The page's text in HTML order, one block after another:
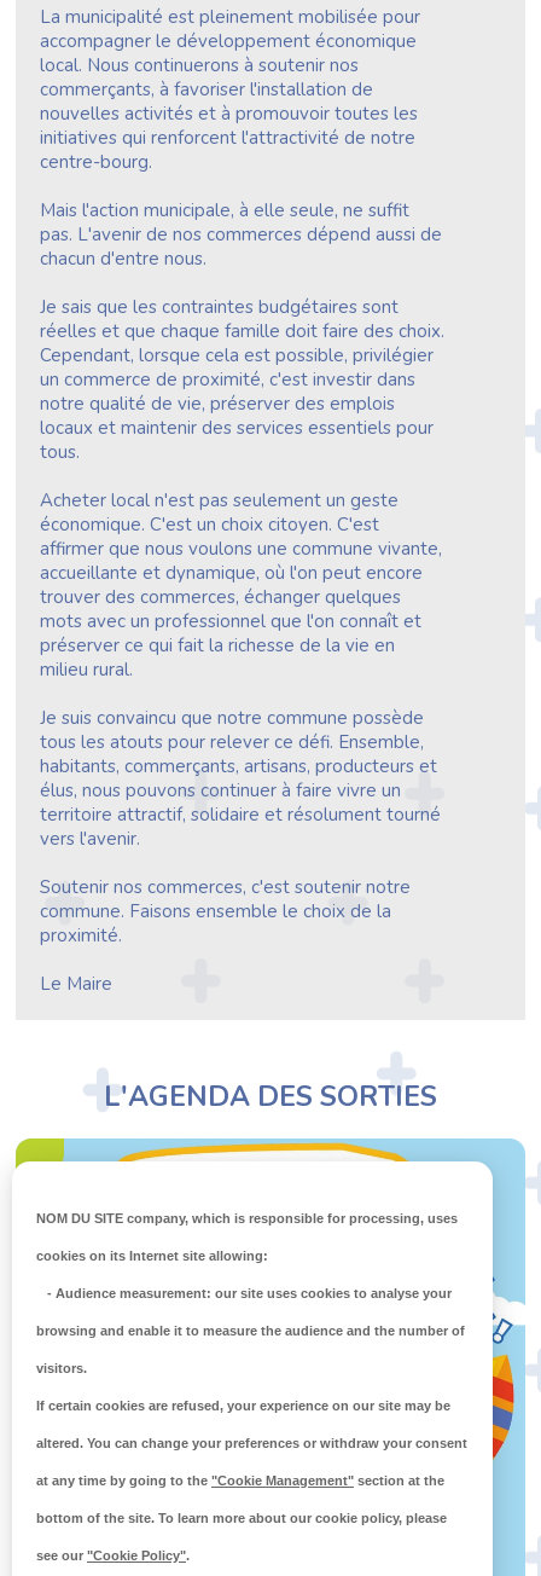
La municipalité est pleinement mobilisée pour
accompagner le développement économique
local. Nous continuerons à soutenir nos
commerçants, à favoriser l'installation de
nouvelles activités et à promouvoir toutes les
initiatives qui renforcent l'attractivité de notre
centre-bourg.
Mais l'action municipale, à elle seule, ne suffit
pas. L'avenir de nos commerces dépend aussi de
chacun d'entre nous.
Je sais que les contraintes budgétaires sont
réelles et que chaque famille doit faire des choix.
Cependant, lorsque cela est possible, privilégier
un commerce de proximité, c'est investir dans
notre qualité de vie, préserver des emplois
locaux et maintenir des services essentiels pour
tous.
Acheter local n'est pas seulement un geste
économique. C'est un choix citoyen. C'est
affirmer que nous voulons une commune vivante,
accueillante et dynamique, où l'on peut encore
trouver des commerces, échanger quelques
mots avec un professionnel que l'on connaît et
préserver ce qui fait la richesse de la vie en
milieu rural.
Je suis convaincu que notre commune possède
tous les atouts pour relever ce défi. Ensemble,
habitants, commerçants, artisans, producteurs et
élus, nous pouvons continuer à faire vivre un
territoire attractif, solidaire et résolument tourné
vers l'avenir.
Soutenir nos commerces, c'est soutenir notre
commune. Faisons ensemble le choix de la
proximité.
Le Maire
L'AGENDA DES SORTIES
NOM DU SITE company, which is responsible for processing, uses
cookies on its Internet site allowing:
- Audience measurement: our site uses cookies to analyse your
browsing and enable it to measure the audience and the number of
visitors.
If certain cookies are refused, your experience on our site may be
altered. You can change your preferences or withdraw your consent
at any time by going to the "Cookie Management" section at the
bottom of the site. To learn more about our cookie policy, please
see our "Cookie Policy".